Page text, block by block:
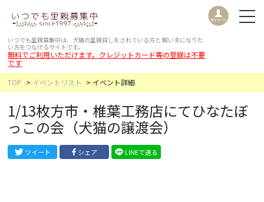
いつでも里親募集中は、犬猫の里親探しをされている方と 飼い主になりた
い方をつなげるサイトです。
無料でご利用いただけます。クレジットカード等の登録は不要
です
TOP
イベントリスト イベント詳細
1/13枚方市・椎葉工務店にてひなたぼ
っこの会（犬猫の譲渡会）
ツイート シェア LINEで送る